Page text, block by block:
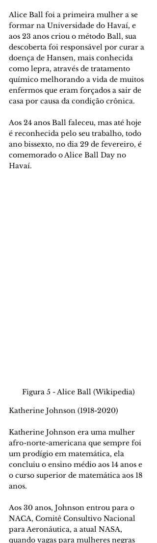
Alice Ball foi a primeira mulher a se
formar na Universidade do Havaí, e
aos 23 anos criou o método Ball, sua
descoberta foi responsável por curar a
doença de Hansen, mais conhecida
como lepra, através de tratamento
químico melhorando a vida de muitos
enfermos que eram forçados a sair de
casa por causa da condição crônica.
Aos 24 anos Ball faleceu, mas até hoje
é reconhecida pelo seu trabalho, todo
ano bissexto, no dia 29 de fevereiro, é
comemorado o Alice Ball Day no
Havaí.
Figura 5 - Alice Ball (Wikipedia)
Katherine Johnson (1918-2020)
Katherine Johnson era uma mulher
afro-norte-americana que sempre foi
um prodígio em matemática, ela
concluiu o ensino médio aos 14 anos e
o curso superior de matemática aos 18
anos.
Aos 30 anos, Johnson entrou para o
NACA, Comitê Consultivo Nacional
para Aeronáutica, a atual NASA,
quando vagas para mulheres negras